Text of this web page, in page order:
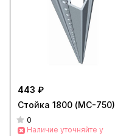
443 ₽
Стойка 1800 (МС-750)
0
Наличие уточняйте у